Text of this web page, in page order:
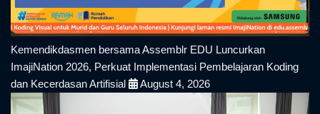
Kemendikdasmen bersama Assemblr EDU Luncurkan
ImajiNation 2026, Perkuat Implementasi Pembelajaran Koding
dan Kecerdasan Artifisial
August 4, 2026